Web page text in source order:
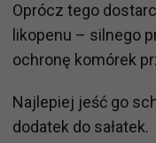
Oprócz tego
likopenu – silnego
ochronę komórek
Najlepiej jeść go
dodatek do sałatek.